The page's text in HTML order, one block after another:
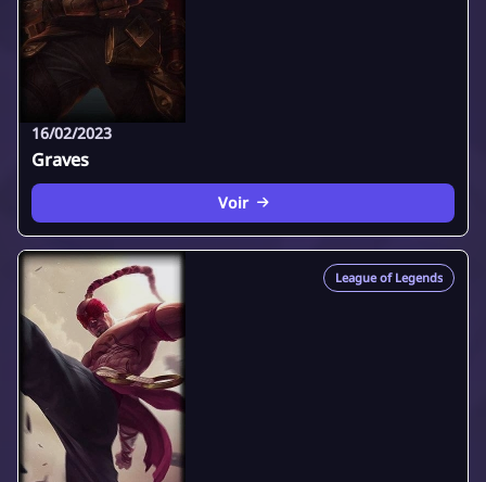
16/02/2023
Graves
Voir
League of Legends